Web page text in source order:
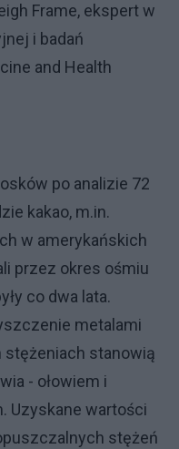
Frame, ekspert w
i badań
and Health
po analizie 72
kakao, m.in.
w amerykańskich
przez okres ośmiu
co dwa lata.
metalami
stężeniach stanowią
- ołowiem i
Uzyskane wartości
stężeń